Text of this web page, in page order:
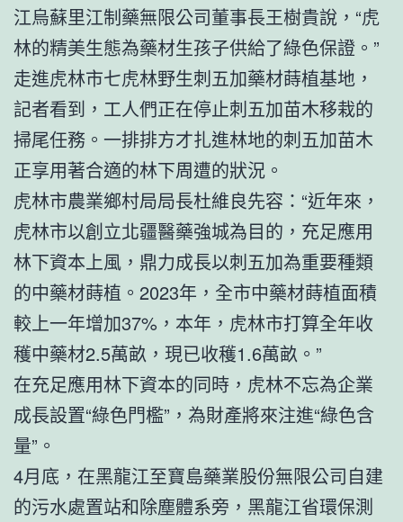
江烏蘇里江制藥無限公司董事長王樹貴說，“虎
林的精美生態為藥材生孩子供給了綠色保證。”
走進虎林市七虎林野生刺五加藥材蒔植基地，
記者看到，工人們正在停止刺五加苗木移栽的
掃尾任務。一排排方才扎進林地的刺五加苗木
正享用著合適的林下周遭的狀況。
虎林市農業鄉村局局長杜維良先容：“近年來，
虎林市以創立北疆醫藥強城為目的，充足應用
林下資本上風，鼎力成長以刺五加為重要種類
的中藥材蒔植。2023年，全市中藥材蒔植面積
較上一年增加37%，本年，虎林市打算全年收
穫中藥材2.5萬畝，現已收穫1.6萬畝。”
在充足應用林下資本的同時，虎林不忘為企業
成長設置“綠色門檻”，為財產將來注進“綠色含
量”。
4月底，在黑龍江至寶島藥業股份無限公司自建
的污水處置站和除塵體系旁，黑龍江省環保測